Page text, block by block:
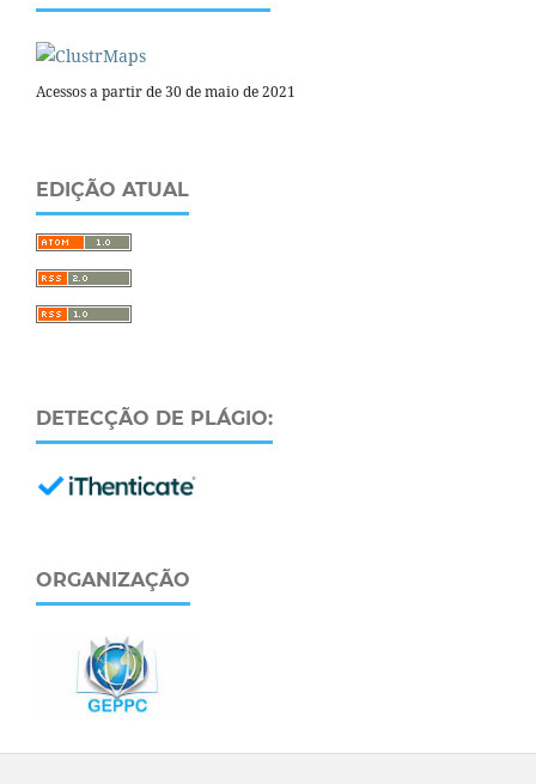
Acessos a partir de 30 de maio de 2021
EDIÇÃO ATUAL
DETECÇÃO DE PLÁGIO:
ORGANIZAÇÃO